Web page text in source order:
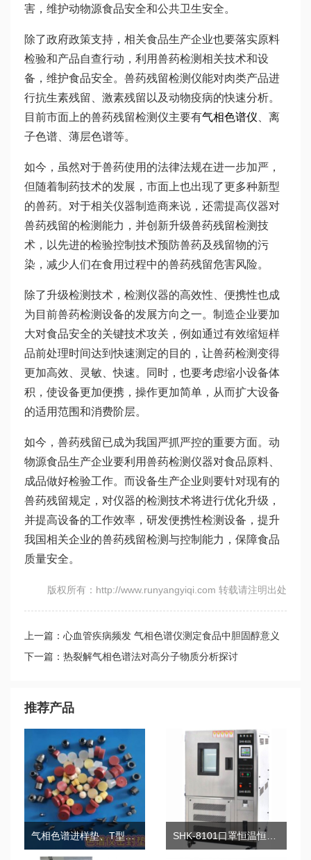
害，维护动物源食品安全和公共卫生安全。
除了政府政策支持，相关食品生产企业也要落实原料
检验和产品自查行动，利用兽药检测相关技术和设
备，维护食品安全。兽药残留检测仪能对肉类产品进
行抗生素残留、激素残留以及动物疫病的快速分析。
目前市面上的兽药残留检测仪主要有气相色谱仪 、离
子色谱、薄层色谱等。
如今，虽然对于兽药使用的法律法规在进一步加严，
但随着制药技术的发展，市面上也出现了更多种新型
的兽药。对于相关仪器制造商来说，还需提高仪器对
兽药残留的检测能力，并创新升级兽药残留检测技
术，以先进的检验控制技术预防兽药及残留物的污
染，减少人们在食用过程中的兽药残留危害风险。
除了升级检测技术，检测仪器的高效性、便携性也成
为目前兽药检测设备的发展方向之一。制造企业要加
大对食品安全的关键技术攻关，例如通过有效缩短样
品前处理时间达到快速测定的目的，让兽药检测变得
更加高效、灵敏、快速。同时，也要考虑缩小设备体
积，使设备更加便携，操作更加简单，从而扩大设备
的适用范围和消费阶层。
如今，兽药残留已成为我国严抓严控的重要方面。动
物源食品生产企业要利用兽药检测仪器对食品原料、
成品做好检验工作。而设备生产企业则要针对现有的
兽药残留规定，对仪器的检测技术将进行优化升级，
并提高设备的工作效率，研发便携性检测设备，提升
我国相关企业的兽药残留检测与控制能力，保障食品
质量安全。
版权所有：http://www.runyangyiqi.com 转载请注明出处
上一篇：心血管疾病频发 气相色谱仪测定食品中胆固醇意义
重大
下一篇：热裂解气相色谱法对高分子物质分析探讨
推荐产品
气相色谱进样垫、T型垫、密封垫、气路O型垫